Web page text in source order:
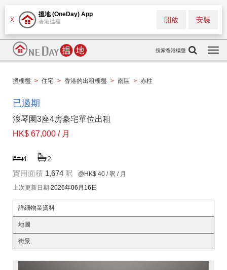
X
搵地 (OneDay) App
香港搵樓 安裝
開啟
搜索香港樓盤
搵樓盤 > 住宅 > 香港的出租樓盤 > 南區 > 赤柱
已過期
浪琴園3座4房豪宅單位出租
HK$ 67,000 / 月
4 2
實用面積 1,674 呎 @HK$ 40 / 呎 / 月
上次更新日期 2026年06月16日
詳細物業資料
地圖
街景